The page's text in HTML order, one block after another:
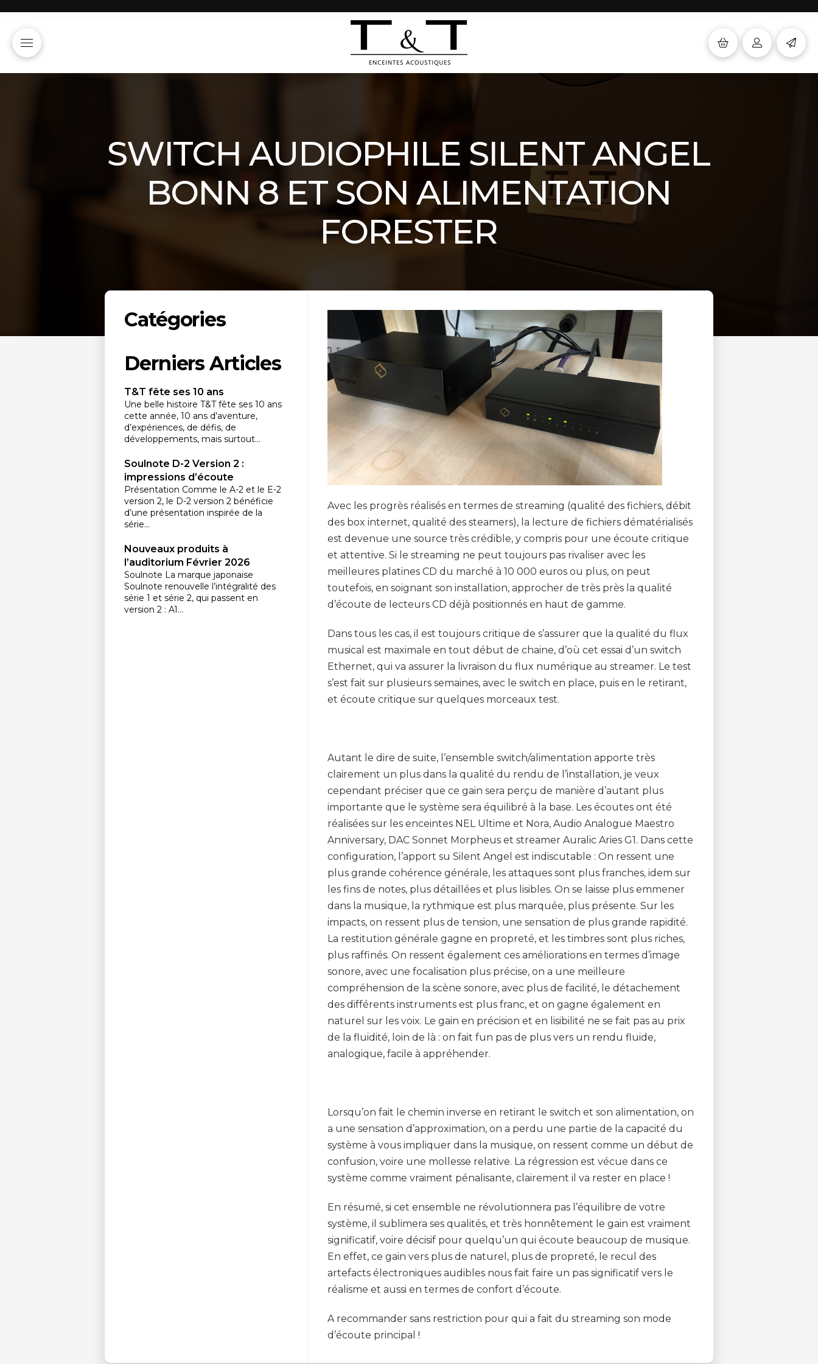
SWITCH AUDIOPHILE SILENT ANGEL
BONN 8 ET SON ALIMENTATION
FORESTER
Avec les progrès réalisés en termes de streaming (qualité des fichiers, débit
des box internet, qualité des steamers), la lecture de fichiers dématérialisés
est devenue une source très crédible, y compris pour une écoute critique
et attentive. Si le streaming ne peut toujours pas rivaliser avec les
meilleures platines CD du marché à 10 000 euros ou plus, on peut
toutefois, en soignant son installation, approcher de très près la qualité
d’écoute de lecteurs CD déjà positionnés en haut de gamme.
Dans tous les cas, il est toujours critique de s’assurer que la qualité du flux
musical est maximale en tout début de chaine, d’où cet essai d’un switch
Ethernet, qui va assurer la livraison du flux numérique au streamer. Le test
s’est fait sur plusieurs semaines, avec le switch en place, puis en le retirant,
et écoute critique sur quelques morceaux test.
Autant le dire de suite, l’ensemble switch/alimentation apporte très
clairement un plus dans la qualité du rendu de l’installation, je veux
cependant préciser que ce gain sera perçu de manière d’autant plus
importante que le système sera équilibré à la base. Les écoutes ont été
réalisées sur les enceintes NEL Ultime et Nora, Audio Analogue Maestro
Anniversary, DAC Sonnet Morpheus et streamer Auralic Aries G1. Dans cette
configuration, l’apport su Silent Angel est indiscutable : On ressent une
plus grande cohérence générale, les attaques sont plus franches, idem sur
les fins de notes, plus détaillées et plus lisibles. On se laisse plus emmener
dans la musique, la rythmique est plus marquée, plus présente. Sur les
impacts, on ressent plus de tension, une sensation de plus grande rapidité.
La restitution générale gagne en propreté, et les timbres sont plus riches,
plus raffinés. On ressent également ces améliorations en termes d’image
sonore, avec une focalisation plus précise, on a une meilleure
compréhension de la scène sonore, avec plus de facilité, le détachement
des différents instruments est plus franc, et on gagne également en
naturel sur les voix. Le gain en précision et en lisibilité ne se fait pas au prix
de la fluidité, loin de là : on fait fun pas de plus vers un rendu fluide,
analogique, facile à appréhender.
Lorsqu’on fait le chemin inverse en retirant le switch et son alimentation, on
a une sensation d’approximation, on a perdu une partie de la capacité du
système à vous impliquer dans la musique, on ressent comme un début de
confusion, voire une mollesse relative. La régression est vécue dans ce
système comme vraiment pénalisante, clairement il va rester en place !
En résumé, si cet ensemble ne révolutionnera pas l’équilibre de votre
système, il sublimera ses qualités, et très honnêtement le gain est vraiment
significatif, voire décisif pour quelqu’un qui écoute beaucoup de musique.
En effet, ce gain vers plus de naturel, plus de propreté, le recul des
artefacts électroniques audibles nous fait faire un pas significatif vers le
réalisme et aussi en termes de confort d’écoute.
A recommander sans restriction pour qui a fait du streaming son mode
d’écoute principal !
Catégories
Derniers Articles
T&T fête ses 10 ans
Une belle histoire T&T fête ses 10 ans
cette année, 10 ans d’aventure,
d’expériences, de défis, de
développements, mais surtout...
Soulnote D-2 Version 2 :
impressions d’écoute
Présentation Comme le A-2 et le E-2
version 2, le D-2 version 2 bénéficie
d’une présentation inspirée de la
série...
Nouveaux produits à
l’auditorium Février 2026
Soulnote La marque japonaise
Soulnote renouvelle l’intégralité des
série 1 et série 2, qui passent en
version 2 : A1...